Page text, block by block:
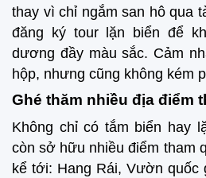
thay vì chỉ ngắm san hô qua
đăng ký tour lặn biển để
dương đầy màu sắc. Cảm
hộp, nhưng cũng không kém
Ghé thăm nhiều địa điểm
Không chỉ có tắm biển hay
còn sở hữu nhiều điểm tham
kể tới: Hang Rái, Vườn